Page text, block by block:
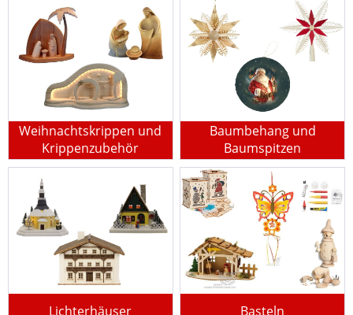
Weihnachtskrippen und
Krippenzubehör
Baumbehang und
Baumspitzen
Lichterhäuser Basteln